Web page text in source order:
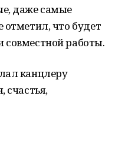
даже самые
что будет
работы.
канцлеру
счастья,